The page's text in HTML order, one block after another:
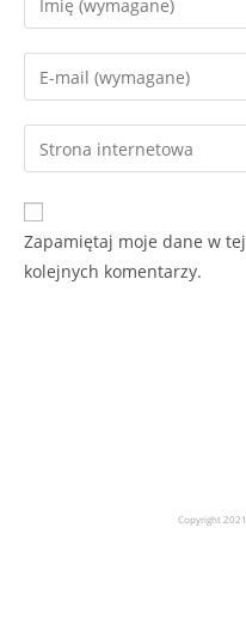
Zapamiętaj moje dane w
kolejnych komentarzy.
Copyright